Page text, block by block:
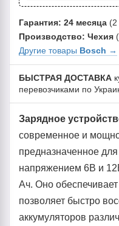
Гарантия: 24 месяца (2
Производство: Чехия
Другие товары Bosch →
БЫСТРАЯ ДОСТАВКА
перевозчиками по
Зарядное
современное и
предназначенное
напряжением 6В и
Ач. Оно
позволяет быстро
аккумуляторов